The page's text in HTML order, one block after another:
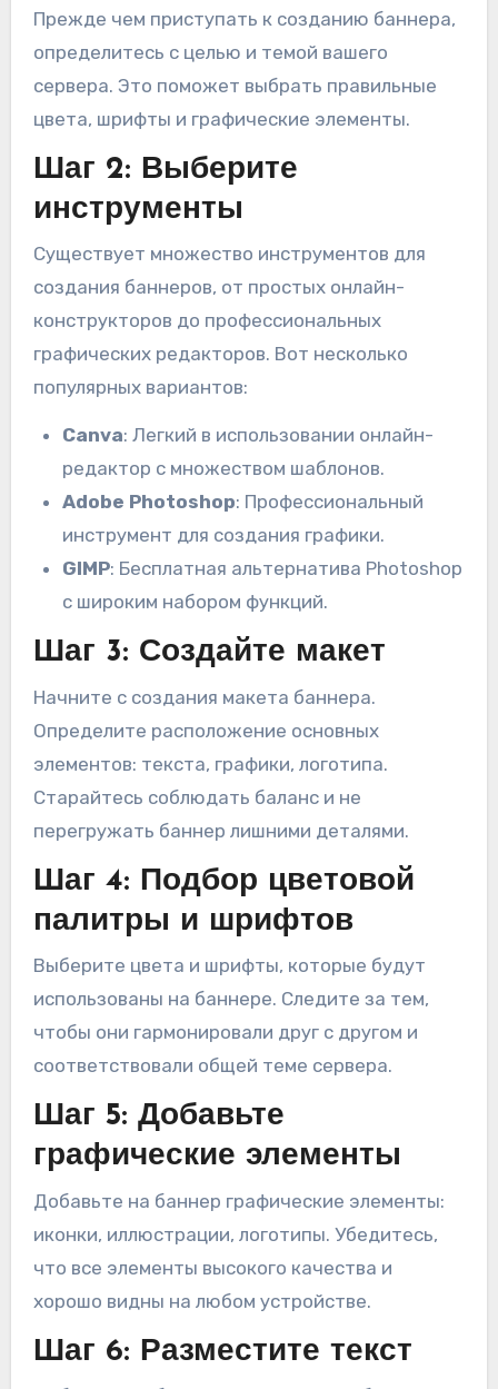
Прежде чем приступать к созданию баннера,
определитесь с целью и темой вашего
сервера. Это поможет выбрать правильные
цвета, шрифты и графические элементы.
Шаг 2: Выберите
инструменты
Существует множество инструментов для
создания баннеров, от простых онлайн-
конструкторов до профессиональных
графических редакторов. Вот несколько
популярных вариантов:
Canva: Легкий в использовании онлайн-
редактор с множеством шаблонов.
Adobe Photoshop: Профессиональный
инструмент для создания графики.
GIMP: Бесплатная альтернатива Photoshop
с широким набором функций.
Шаг 3: Создайте макет
Начните с создания макета баннера.
Определите расположение основных
элементов: текста, графики, логотипа.
Старайтесь соблюдать баланс и не
перегружать баннер лишними деталями.
Шаг 4: Подбор цветовой
палитры и шрифтов
Выберите цвета и шрифты, которые будут
использованы на баннере. Следите за тем,
чтобы они гармонировали друг с другом и
соответствовали общей теме сервера.
Шаг 5: Добавьте
графические элементы
Добавьте на баннер графические элементы:
иконки, иллюстрации, логотипы. Убедитесь,
что все элементы высокого качества и
хорошо видны на любом устройстве.
Шаг 6: Разместите текст